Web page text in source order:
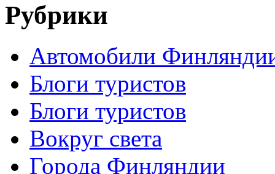
Рубрики
Автомобили
Блоги туристов
Блоги туристов
Вокруг света
Города Финляндии